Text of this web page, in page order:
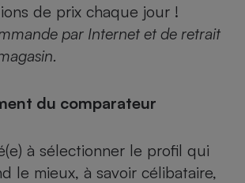
de prix chaque jour !
par Internet et de retrait
du comparateur
à sélectionner le profil qui
le mieux, à savoir célibataire,